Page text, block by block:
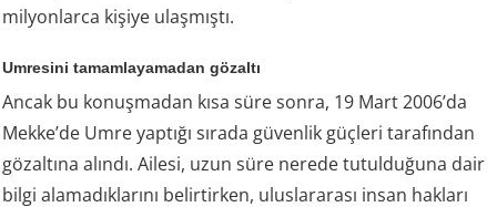
milyonlarca kişiye ulaşmıştı.
Umresini tamamlayamadan gözaltı
Ancak bu konuşmadan kısa süre sonra, 19 Mart 2006’da
Mekke’de Umre yaptığı sırada güvenlik güçleri tarafından
gözaltına alındı. Ailesi, uzun süre nerede tutulduğuna dair
bilgi alamadıklarını belirtirken, uluslararası insan hakları